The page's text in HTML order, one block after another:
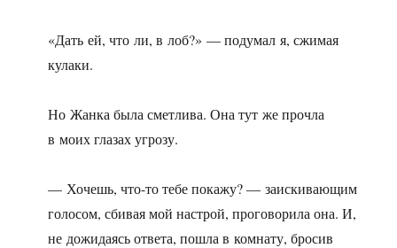
«Дать ей, что ли, в лоб?» — подумал я, сжимая
кулаки.
Но Жанка была сметлива. Она тут же прочла
в моих глазах угрозу.
— Хочешь, что-то тебе покажу? — заискивающим
голосом, сбивая мой настрой, проговорила она. И,
не дожидаясь ответа, пошла в комнату, бросив